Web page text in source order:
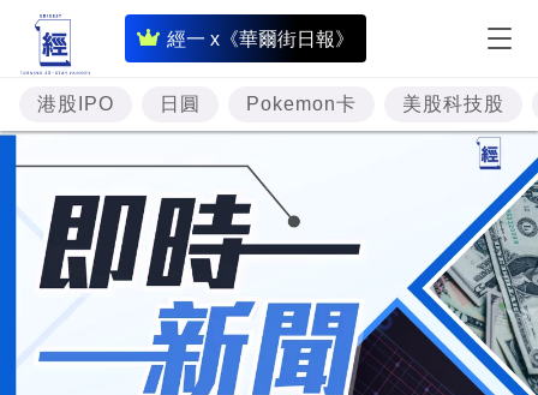
經一 x《華爾街日報》
即
時
財
經
專
題
投
資
樓
市
港股IPO 日圓 Pokemon卡 美股科技股